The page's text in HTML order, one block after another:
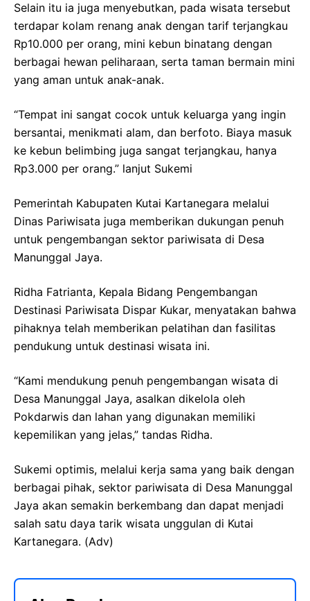
Selain itu ia juga menyebutkan, pada wisata tersebut
terdapar kolam renang anak dengan tarif terjangkau
Rp10.000 per orang, mini kebun binatang dengan
berbagai hewan peliharaan, serta taman bermain mini
yang aman untuk anak-anak.
“Tempat ini sangat cocok untuk keluarga yang ingin
bersantai, menikmati alam, dan berfoto. Biaya masuk
ke kebun belimbing juga sangat terjangkau, hanya
Rp3.000 per orang.” lanjut Sukemi
Pemerintah Kabupaten Kutai Kartanegara melalui
Dinas Pariwisata juga memberikan dukungan penuh
untuk pengembangan sektor pariwisata di Desa
Manunggal Jaya.
Ridha Fatrianta, Kepala Bidang Pengembangan
Destinasi Pariwisata Dispar Kukar, menyatakan bahwa
pihaknya telah memberikan pelatihan dan fasilitas
pendukung untuk destinasi wisata ini.
“Kami mendukung penuh pengembangan wisata di
Desa Manunggal Jaya, asalkan dikelola oleh
Pokdarwis dan lahan yang digunakan memiliki
kepemilikan yang jelas,” tandas Ridha.
Sukemi optimis, melalui kerja sama yang baik dengan
berbagai pihak, sektor pariwisata di Desa Manunggal
Jaya akan semakin berkembang dan dapat menjadi
salah satu daya tarik wisata unggulan di Kutai
Kartanegara. (Adv)